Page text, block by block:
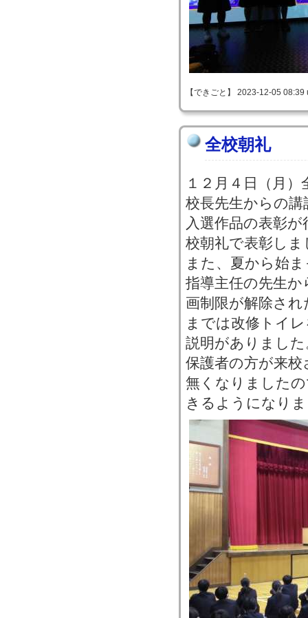
【できごと】 2023-12-05
全校朝礼
１２月４日（月
校長先生からの
入選作品の表彰
校朝礼で表彰しま
また、夏から始
指導主任の先生
画制限が解除さ
までは改修トイ
説明がありました
保護者の方が来
無くなりました
きるようになり